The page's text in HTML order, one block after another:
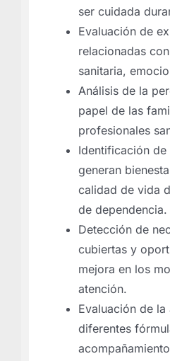
ser cuidada
Evaluación de
relacionadas
sanitaria,
Análisis de la
papel de las
profesionales
Identificación
generan
calidad de vida
de dependencia.
Detección de
cubiertas y
mejora en los
atención.
Evaluación de
diferentes